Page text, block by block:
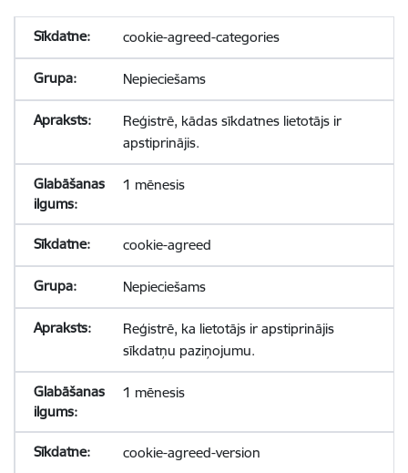
cookie-agreed-categories
Nepieciešams
Reģistrē, kādas sīkdatnes lietotājs ir
apstiprinājis.
1 mēnesis
cookie-agreed
Nepieciešams
Reģistrē, ka lietotājs ir apstiprinājis
sīkdatņu paziņojumu.
1 mēnesis
cookie-agreed-version